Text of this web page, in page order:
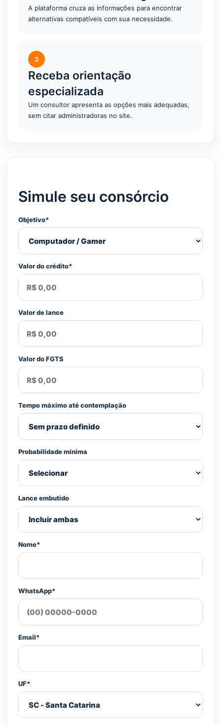
A plataforma cruza as informações para encontrar
alternativas compatíveis com sua necessidade.
3
Receba orientação
especializada
Um consultor apresenta as opções mais adequadas,
sem citar administradoras no site.
Simule seu consórcio
Objetivo*
Valor do crédito*
Valor de lance
Valor do FGTS
Tempo máximo até contemplação
Probabilidade mínima
Lance embutido
Nome*
WhatsApp*
Email*
UF*